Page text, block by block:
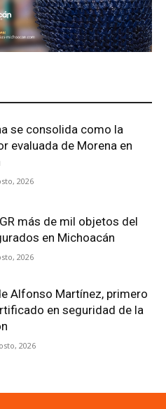
se consolida como la
evaluada de Morena en
2026
más de mil objetos del
en Michoacán
2026
Alfonso Martínez, primero
en seguridad de la
2026